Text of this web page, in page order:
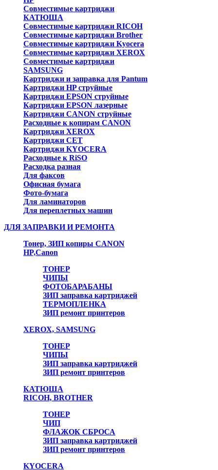
Совместимые картриджи
КАТЮША
Совместимые картриджи RICOH
Совместимые картриджи Brother
Совместимые картриджи Kyocera
Совместимые картриджи XEROX
Совместимые картриджи
SAMSUNG
Картриджи и заправка для Pantum
Картриджи HP струйные
Картриджи EPSON струйные
Картриджи EPSON лазерные
Картриджи CANON струйные
Расходные к копирам CANON
Картриджи XEROX
Картриджи CET
Картриджи KYOCERA
Расходные к RiSO
Расходка разная
Для факсов
Офисная бумага
Фото-бумага
Для ламинаторов
Для переплетных машин
ДЛЯ ЗАПРАВКИ И РЕМОНТА
Тонер, ЗИП копиры CANON
HP,Canon
ТОНЕР
ЧИПЫ
ФОТОБАРАБАНЫ
ЗИП заправка картриджей
ТЕРМОПЛЕНКА
ЗИП ремонт принтеров
XEROX, SAMSUNG
ТОНЕР
ЧИПЫ
ЗИП заправка картриджей
ЗИП ремонт принтеров
КАТЮША
RICOH, BROTHER
ТОНЕР
ЧИП
ФЛАЖОК СБРОСА
ЗИП заправка картриджей
ЗИП ремонт принтеров
KYOCERA